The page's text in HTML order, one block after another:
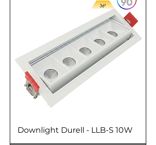
Downlight Durell - LLB-S 10W